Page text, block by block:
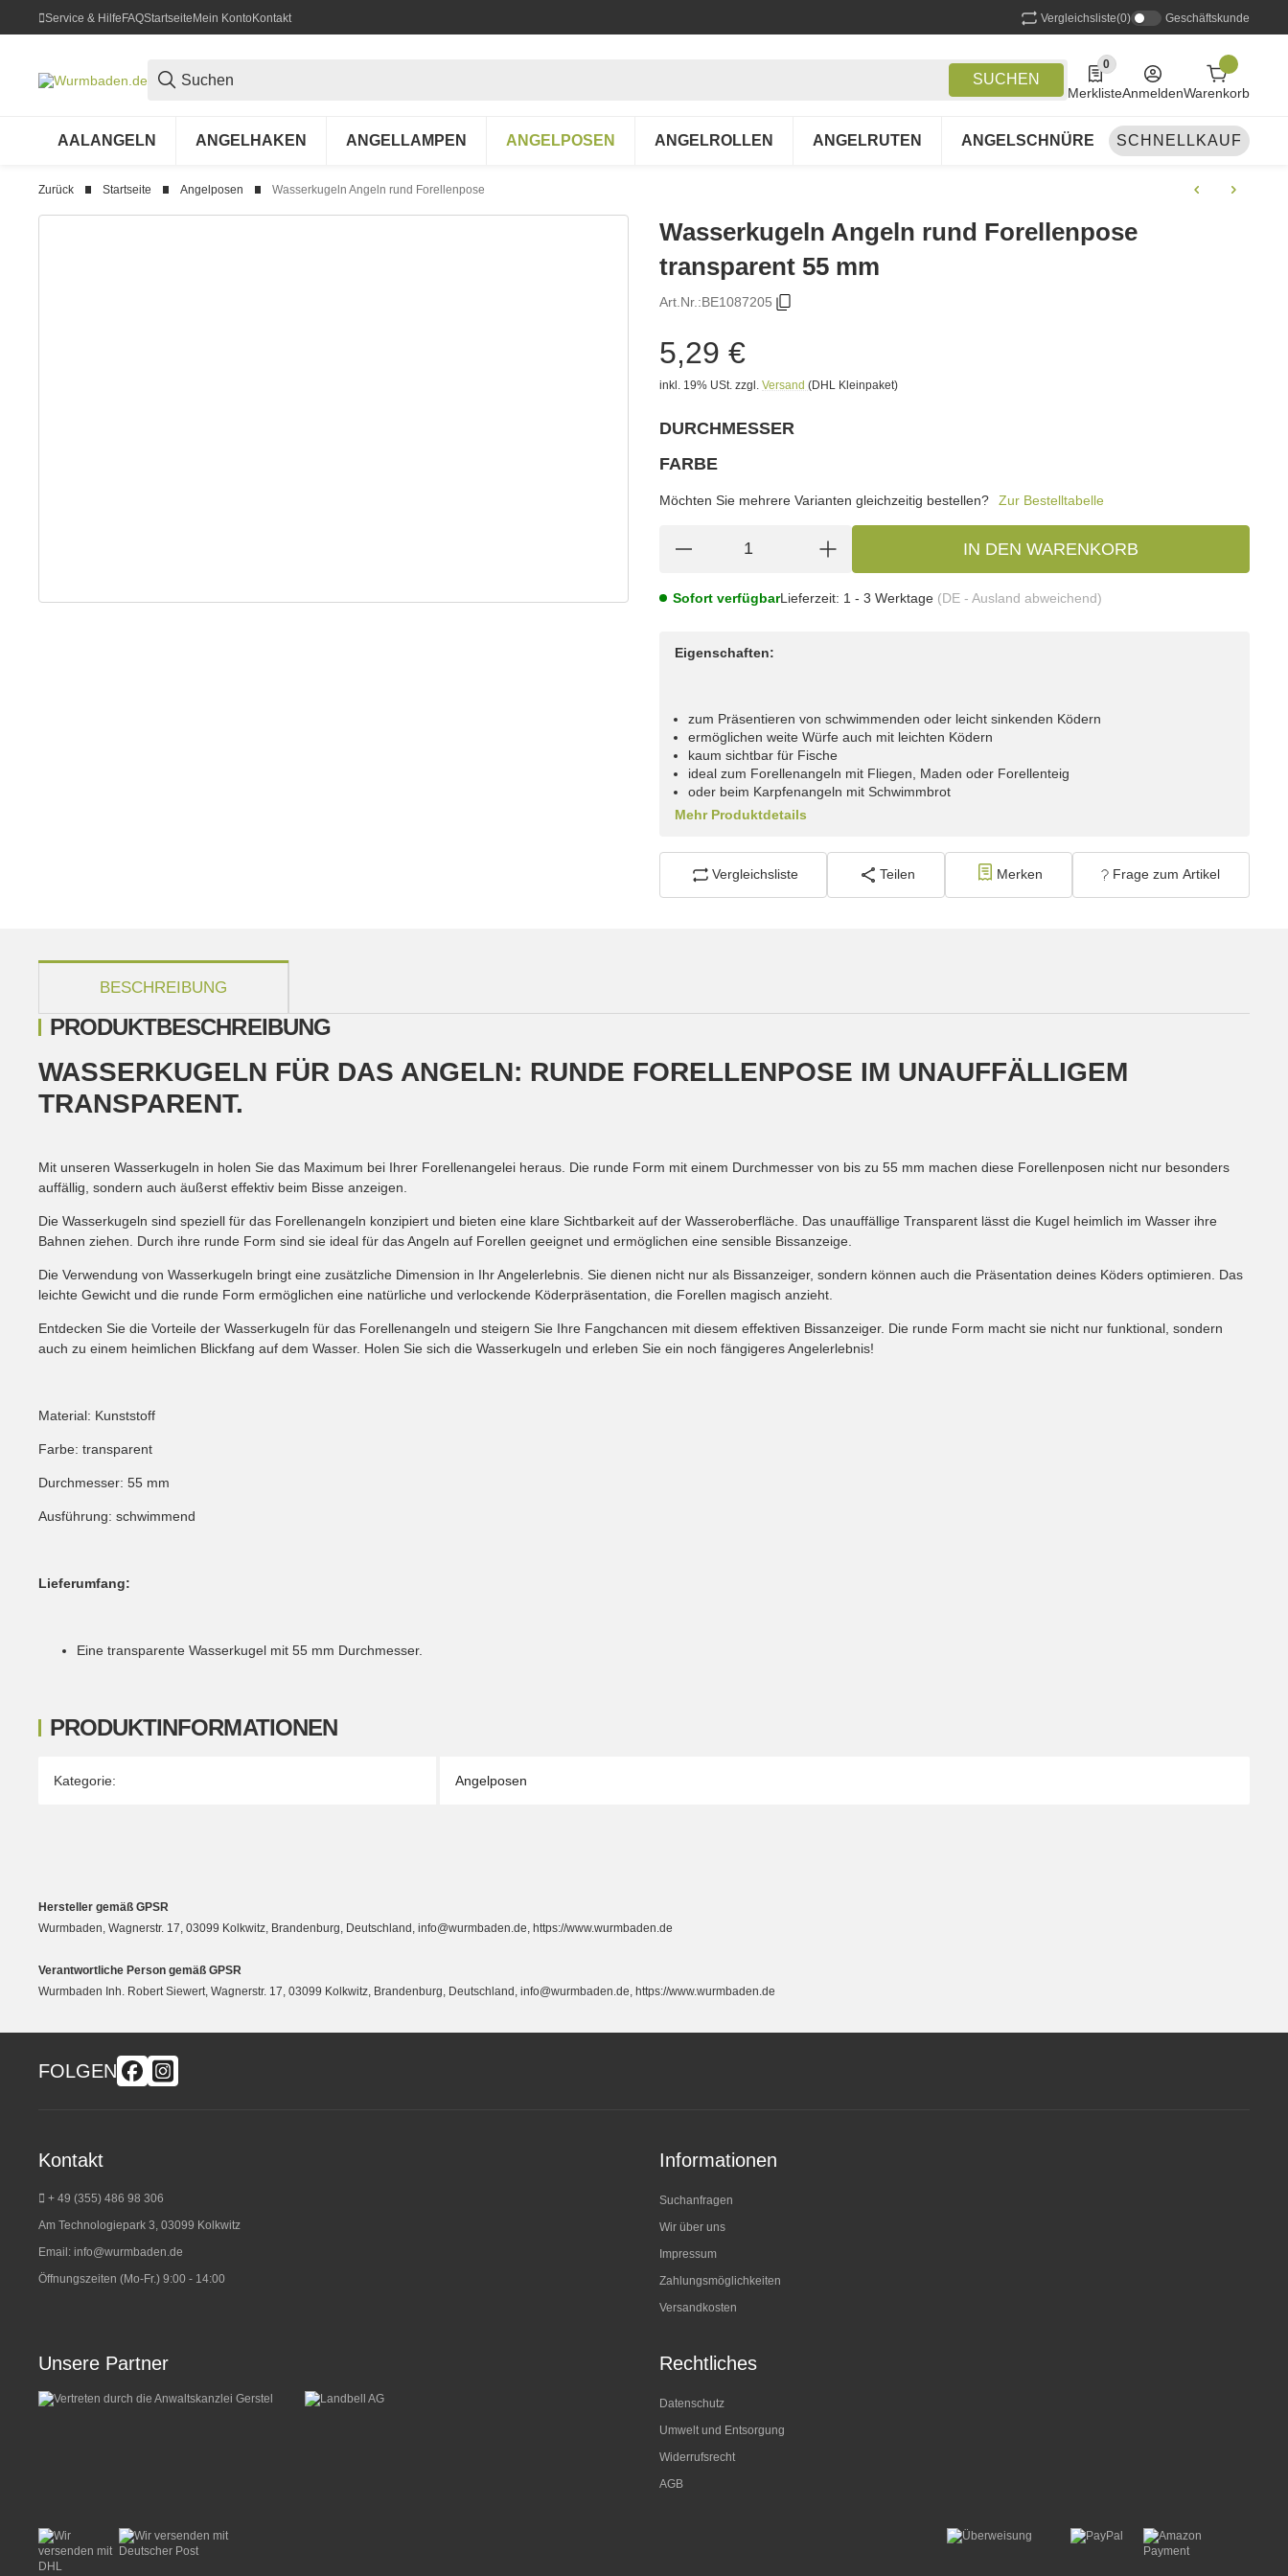
Service & HilfeFAQStartseiteMein KontoKontakt Vergleichsliste(0) Geschäftskunde
SUCHEN
0
0 Produkte in der Liste
MerklisteAnmeldenWarenkorb
AALANGELN ANGELHAKEN ANGELLAMPEN ANGELPOSEN ANGELROLLEN ANGELRUTEN ANGELSCHNÜRE ANGELSETS
SCHNELLKAUF
Zurück Startseite Angelposen Wasserkugeln Angeln rund Forellenpose
Wasserkugeln Angeln rund Forellenpose
transparent 55 mm
Art.Nr.:BE1087205
5,29 €
inkl. 19% USt. zzgl. Versand (DHL Kleinpaket)
DURCHMESSER
FARBE
Möchten Sie mehrere Varianten gleichzeitig bestellen?
Zur Bestelltabelle
IN DEN WARENKORB
Sofort verfügbarLieferzeit: 1 - 3 Werktage (DE - Ausland abweichend)
Eigenschaften:
zum Präsentieren von schwimmenden oder leicht sinkenden Ködern
ermöglichen weite Würfe auch mit leichten Ködern
kaum sichtbar für Fische
ideal zum Forellenangeln mit Fliegen, Maden oder Forellenteig
oder beim Karpfenangeln mit Schwimmbrot
Mehr Produktdetails
Vergleichsliste Teilen Merken Frage zum Artikel
BESCHREIBUNG
PRODUKTINFORMATIONEN
Produkteigenschaft
Wert
Kategorie: Angelposen
PRODUKTBESCHREIBUNG
WASSERKUGELN FÜR DAS ANGELN: RUNDE FORELLENPOSE IM UNAUFFÄLLIGEM
TRANSPARENT.
Mit unseren Wasserkugeln in holen Sie das Maximum bei Ihrer Forellenangelei heraus. Die runde Form mit einem Durchmesser von bis zu 55 mm machen diese Forellenposen nicht nur besonders
auffällig, sondern auch äußerst effektiv beim Bisse anzeigen.
Die Wasserkugeln sind speziell für das Forellenangeln konzipiert und bieten eine klare Sichtbarkeit auf der Wasseroberfläche. Das unauffällige Transparent lässt die Kugel heimlich im Wasser ihre
Bahnen ziehen. Durch ihre runde Form sind sie ideal für das Angeln auf Forellen geeignet und ermöglichen eine sensible Bissanzeige.
Die Verwendung von Wasserkugeln bringt eine zusätzliche Dimension in Ihr Angelerlebnis. Sie dienen nicht nur als Bissanzeiger, sondern können auch die Präsentation deines Köders optimieren. Das
leichte Gewicht und die runde Form ermöglichen eine natürliche und verlockende Köderpräsentation, die Forellen magisch anzieht.
Entdecken Sie die Vorteile der Wasserkugeln für das Forellenangeln und steigern Sie Ihre Fangchancen mit diesem effektiven Bissanzeiger. Die runde Form macht sie nicht nur funktional, sondern
auch zu einem heimlichen Blickfang auf dem Wasser. Holen Sie sich die Wasserkugeln und erleben Sie ein noch fängigeres Angelerlebnis!
Material: Kunststoff
Farbe: transparent
Durchmesser: 55 mm
Ausführung: schwimmend
Lieferumfang:
Eine transparente Wasserkugel mit 55 mm Durchmesser.
Hersteller gemäß GPSR
Wurmbaden, Wagnerstr. 17, 03099 Kolkwitz, Brandenburg, Deutschland, info@wurmbaden.de, https://www.wurmbaden.de
Verantwortliche Person gemäß GPSR
Wurmbaden Inh. Robert Siewert, Wagnerstr. 17, 03099 Kolkwitz, Brandenburg, Deutschland, info@wurmbaden.de, https://www.wurmbaden.de
FOLGEN
Kontakt
+ 49 (355) 486 98 306
Am Technologiepark 3, 03099 Kolkwitz
Email: info@wurmbaden.de
Öffnungszeiten (Mo-Fr.) 9:00 - 14:00
Informationen
Suchanfragen
Wir über uns
Impressum
Zahlungsmöglichkeiten
Versandkosten
Unsere Partner Rechtliches
Datenschutz
Umwelt und Entsorgung
Widerrufsrecht
AGB